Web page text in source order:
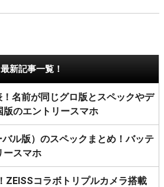
最新記事一覧！
！名前が同じグロ版とスペックやデ
のエントリースマホ
バル版）のスペックまとめ！バッテ
ースマホ
ZEISSコラボトリプルカメラ搭載